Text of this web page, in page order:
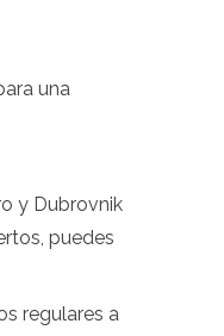
una
y Dubrovnik
puedes
regulares a